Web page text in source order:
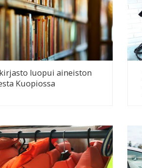
luopui aineiston
Kuopiossa